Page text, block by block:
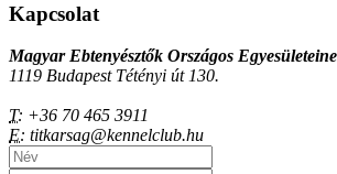
Kapcsolat
Magyar Ebtenyésztők Országos
1119 Budapest Tétényi út 130.
T: +36 70 465 3911
E: titkarsag@kennelclub.hu